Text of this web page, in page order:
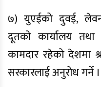
७) युएईको दुवई,
दूतको कार्यालय
कामदार रहेको देशमा
सरकारलाई अनुरोध गर्ने ।